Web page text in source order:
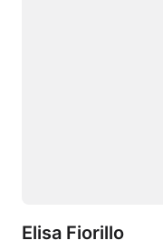
Elisa Fiorillo